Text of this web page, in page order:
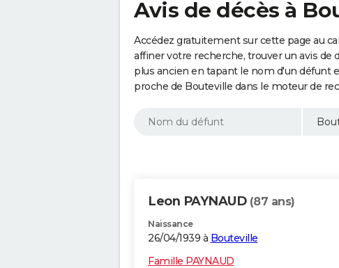
Avis de décès à
Accédez gratuitement sur cette page au
affiner votre recherche, trouver un avis de
plus ancien en tapant le nom d'un défunt
proche de Bouteville dans le moteur de
Leon PAYNAUD (87 ans)
Naissance
26/04/1939 à Bouteville
Famille PAYNAUD